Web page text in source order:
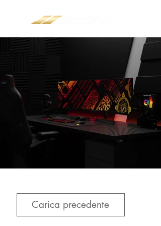
Carica precedente